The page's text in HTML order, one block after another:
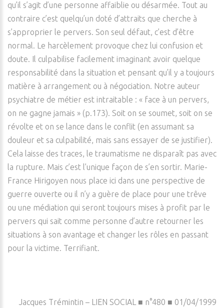
qu’il s’agit d’une personne affaiblie ou désarmée. Tout au
contraire c’est quelqu’un doté d’attraits que cherche à
s’approprier le pervers. Son seul défaut, c’est d’être
normal. Le harcèlement provoque chez lui confusion et
doute. Il culpabilise facilement imaginant avoir quelque
responsabilité dans la situation et pensant qu’il y a toujours
matière à arrangement ou à négociation. Notre auteur
psychiatre de métier est intraitable : « face à un pervers,
on ne gagne jamais » (p.173). Soit on se soumet, soit on se
révolte et on se lance dans le conflit (en assumant sa
douleur et sa culpabilité, mais sans essayer de se justifier).
Cela laisse des traces, le traumatisme ne disparaît pas avec
la rupture. Mais c’est l’unique façon de s’en sortir. Marie-
France Hirigoyen nous place ici dans une perspective de
guerre ouverte ou il n’y a guère de place pour une trêve
ou une médiation qui seront toujours mises à profit par le
pervers qui sait comme personne d’autre retourner les
situations à son avantage et changer les rôles en passant
pour la victime. Terrifiant.
Jacques Trémintin – LIEN SOCIAL ■ n°480 ■ 01/04/1999